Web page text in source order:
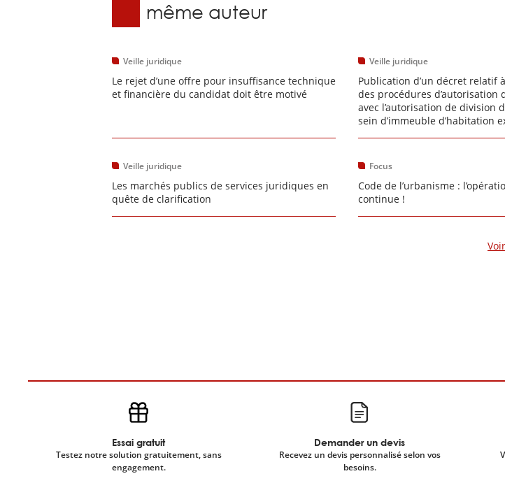
Du même auteur
Veille juridique
Le rejet d’une offre pour insuffisance technique
et financière du candidat doit être motivé
Veille juridique
Publication d’un décret relatif
des procédures d’autorisation
avec l’autorisation de division
sein d’immeuble d’habitation
Veille juridique
Les marchés publics de services juridiques en
quête de clarification
Focus
Code de l’urbanisme :
continue !
Essai gratuit
Testez notre solution gratuitement, sans
engagement.
Demander un devis
Recevez un devis personnalisé selon vos
besoins.